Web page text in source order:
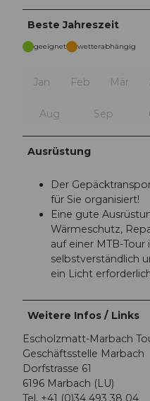
Beste Jahreszeit
geeignet wetterabhängig
Jan Feb Mär
Aug Sep
Ausrüstung
Der
für Sie organisiert!
Eine gute
Wärmeschutz,
auf einer MTB-
selbstverständlich
ein Licht
Weitere Infos / Links
Escholzmatt-Marbach
Geschäftsstelle Marbach
Dorfstrasse 61
6196 Marbach (LU)
Tel. +41 (0)34 493 38 04